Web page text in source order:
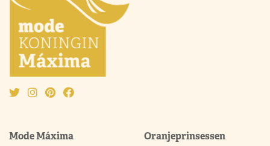
Mode Máxima Oranjeprinsessen